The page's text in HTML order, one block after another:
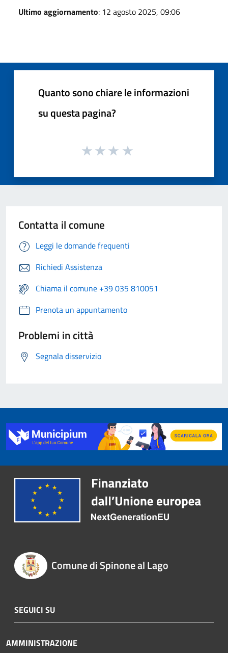
Ultimo aggiornamento: 12 agosto 2025, 09:06
Quanto sono chiare le informazioni
su questa pagina?
Contatta il comune
Leggi le domande frequenti
Richiedi Assistenza
Chiama il comune +39 035 810051
Prenota un appuntamento
Problemi in città
Segnala disservizio
Comune di Spinone al Lago
SEGUICI SU
AMMINISTRAZIONE